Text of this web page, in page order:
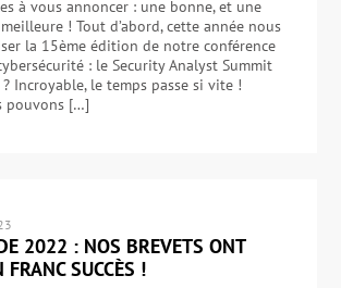
à vous annoncer : une bonne, et une
! Tout d’abord, cette année nous
la 15ème édition de notre conférence
: le Security Analyst Summit
? Incroyable, le temps passe si vite !
pouvons […]
2022 : NOS BREVETS ONT
FRANC SUCCÈS !